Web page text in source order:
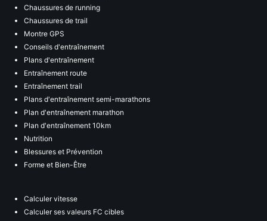
Chaussures de running
Chaussures de trail
Montre GPS
Conseils d'entraînement
Plans d'entraînement
Entraînement route
Entraînement trail
Plans d'entraînement semi-marathons
Plan d'entraînement marathon
Plan d'entraînement 10km
Nutrition
Blessures et Prévention
Forme et Bien-Être
Calculer vitesse
Calculer ses valeurs FC cibles